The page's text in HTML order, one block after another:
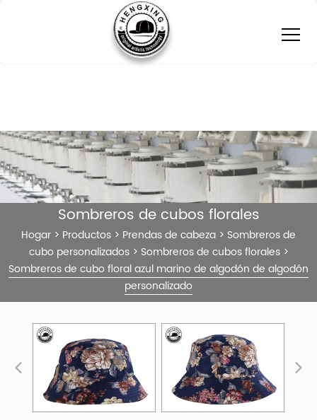
Sombreros de cubos florales
Hogar > Productos > Prendas de cabeza > Sombreros de
cubo personalizados> Sombreros de cubos florales>
Sombreros de cubo floral azul marino de algodón de algodón
personalizado